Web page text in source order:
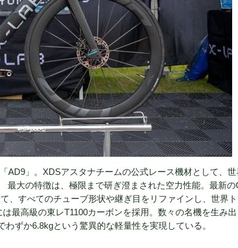
AD9」。XDSアスタナチームの公式レース機材として、
最大の特徴は、極限まで研ぎ澄まされた空力性能。最新の
、すべてのチューブ形状や継ぎ目をリファインし、世界
最高級の東レT1100カーボンを採用。数々の名機を生み
ずか6.8kgという驚異的な軽量性を実現している。